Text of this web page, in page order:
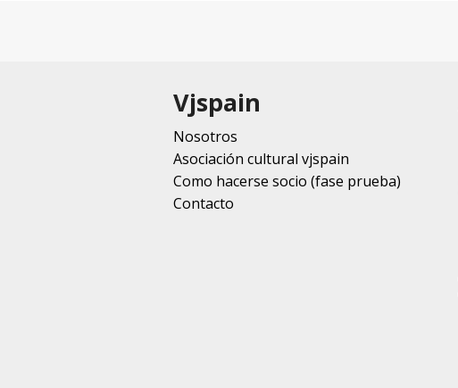
Vjspain
Nosotros
Asociación cultural vjspain
Como hacerse socio (fase prueba)
Contacto